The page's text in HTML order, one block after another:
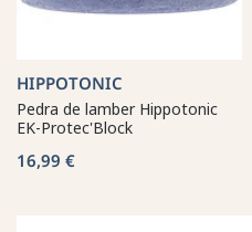
HIPPOTONIC
Pedra de lamber Hippotonic
EK-Protec'Block
16,99 €